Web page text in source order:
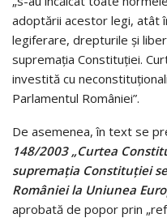
adoptării acestor legi, atât
legiferare, drepturile și
supremația Constituției.
investită cu
Parlamentul României”.
De asemenea, în text se
148/2003 „Curtea
supremația Constituției
României la Uniunea
aprobată de popor prin